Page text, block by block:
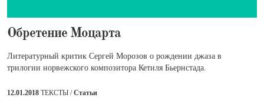
​Обретение Моцарта
Литературный критик Сергей Морозов о рождении джаза в
трилогии норвежского композитора Кетиля Бьернстада.
12.01.2018 ТЕКСТЫ /Статьи